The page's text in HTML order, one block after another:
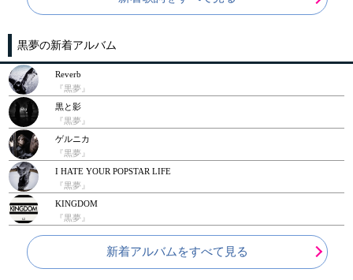
黒夢の新着アルバム
Reverb
『黒夢』
黒と影
『黒夢』
ゲルニカ
『黒夢』
I HATE YOUR POPSTAR LIFE
『黒夢』
KINGDOM
『黒夢』
新着アルバムをすべて見る